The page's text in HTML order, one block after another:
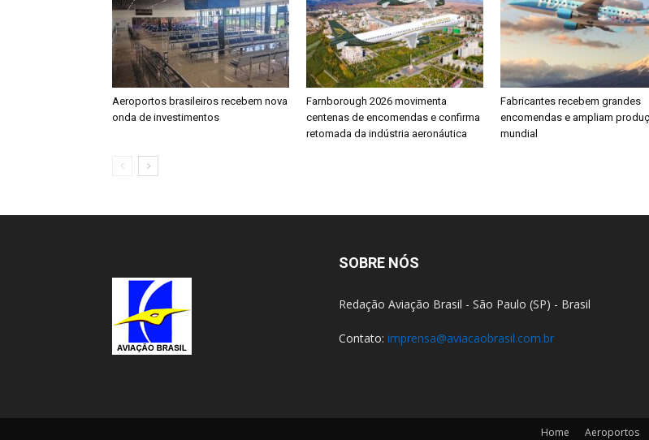
Aeroportos brasileiros recebem nova
onda de investimentos
Farnborough 2026 movimenta
centenas de encomendas e confirma
retomada da indústria aeronáutica
Fabricantes recebem grandes
encomendas e ampliam
mundial
SOBRE NÓS
Redação Aviação Brasil - São Paulo (SP) - Brasil
Contato: imprensa@aviacaobrasil.com.br
Home Aeroportos